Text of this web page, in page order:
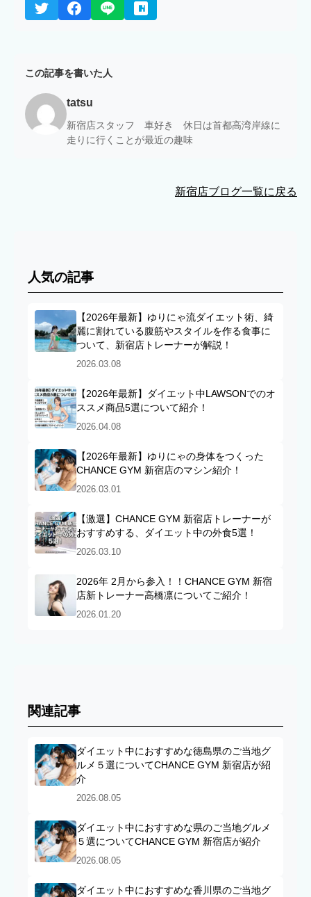
この記事を書いた人
tatsu
新宿店スタッフ 車好き 休日は首都高湾岸線に
走りに行くことが最近の趣味
新宿店ブログ一覧に戻る
人気の記事
【2026年最新】ゆりにゃ流ダイエット術、綺
麗に割れている腹筋やスタイルを作る食事に
ついて、新宿店トレーナーが解説！
2026.03.08
【2026年最新】ダイエット中LAWSONでのオ
ススメ商品5選について紹介！
2026.04.08
【2026年最新】ゆりにゃの身体をつくった
CHANCE GYM 新宿店のマシン紹介！
2026.03.01
【激選】CHANCE GYM 新宿店トレーナーが
おすすめする、ダイエット中の外食5選！
2026.03.10
2026年 2月から参入！！CHANCE GYM 新宿
店新トレーナー高橋凛についてご紹介！
2026.01.20
関連記事
ダイエット中におすすめな徳島県のご当地グ
ルメ５選についてCHANCE GYM 新宿店が紹
介
2026.08.05
ダイエット中におすすめな県のご当地グルメ
５選についてCHANCE GYM 新宿店が紹介
2026.08.05
ダイエット中におすすめな香川県のご当地グ